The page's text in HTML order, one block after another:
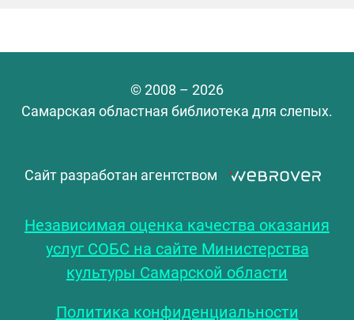
© 2008 – 2026
Самарская областная библиотека для слепых.
Сайт разработан агентством
Независимая оценка качества оказания
услуг СОБС на сайте Министерства
культуры Самарской области
Политика конфиденциальности